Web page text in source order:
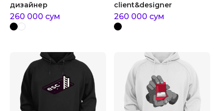
дизайнер
260 000 сум
client&designer
260 000 сум